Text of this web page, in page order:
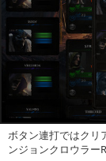
ボタン連打ではクリ
ンジョンクロウラー